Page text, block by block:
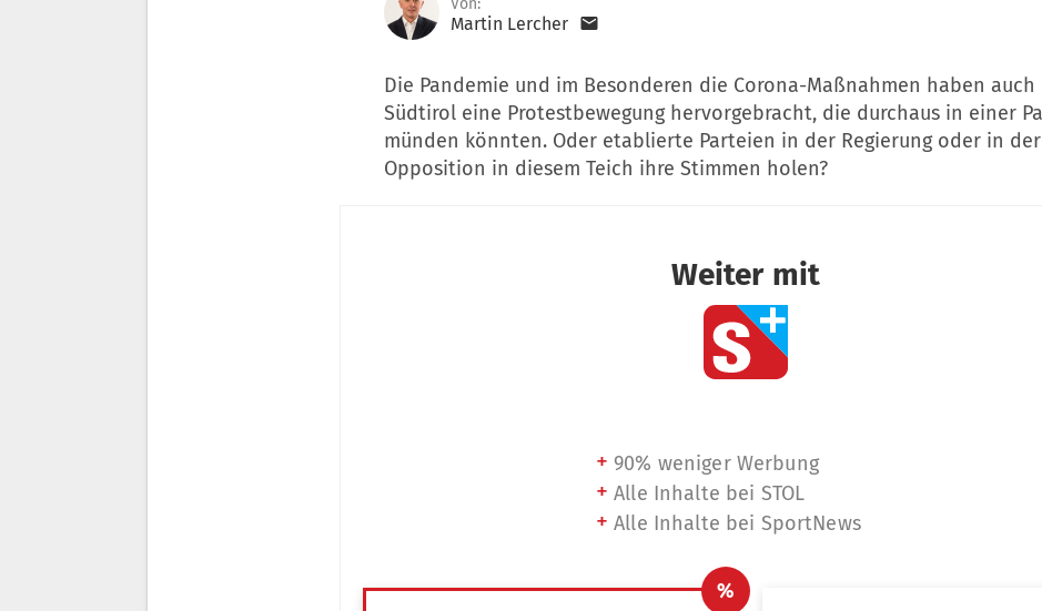
Von:
Martin Lercher
Die Pandemie und im Besonderen die Corona-Maßnahmen haben auch
Südtirol eine Protestbewegung hervorgebracht, die durchaus in einer
münden könnten. Oder etablierte Parteien in der Regierung oder in der
Opposition in diesem Teich ihre Stimmen holen?